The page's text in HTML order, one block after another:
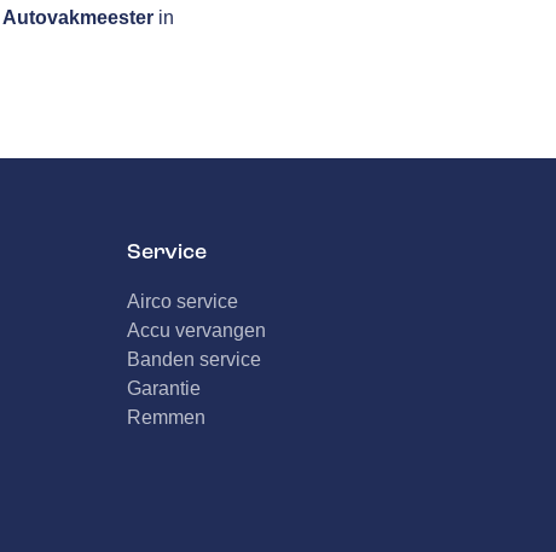
Autovakmeester in
Service
Airco service
Accu vervangen
Banden service
Garantie
Remmen